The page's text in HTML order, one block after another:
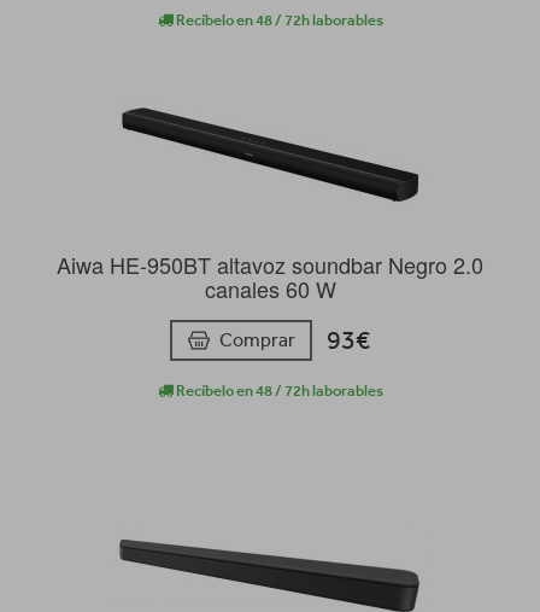
Recíbelo en 48 / 72h laborables
Aiwa HE-950BT altavoz soundbar Negro 2.0
canales 60 W
Comprar 93€
Recíbelo en 48 / 72h laborables